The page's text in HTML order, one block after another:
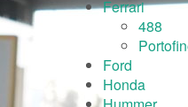
Ferrari
488
Ford
Honda